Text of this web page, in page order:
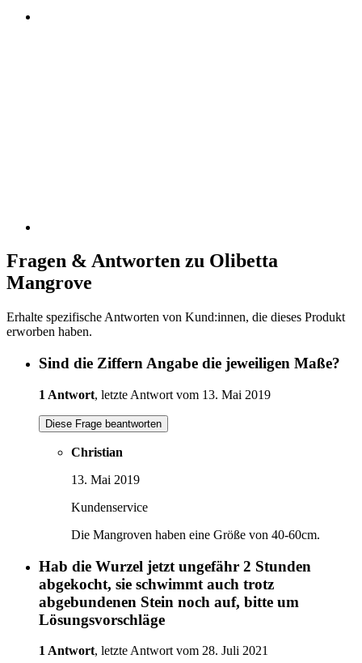
Fragen & Antworten zu Olibetta
Mangrove
Erhalte spezifische Antworten von Kund:innen, die dieses Produkt
erworben haben.
Sind die Ziffern Angabe die jeweiligen Maße?
1 Antwort, letzte Antwort vom 13. Mai 2019
Diese Frage beantworten
Christian
13. Mai 2019
Kundenservice
Die Mangroven haben eine Größe von 40-60cm.
Hab die Wurzel jetzt ungefähr 2 Stunden
abgekocht, sie schwimmt auch trotz
abgebundenen Stein noch auf, bitte um
Lösungsvorschläge
1 Antwort, letzte Antwort vom 28. Juli 2021